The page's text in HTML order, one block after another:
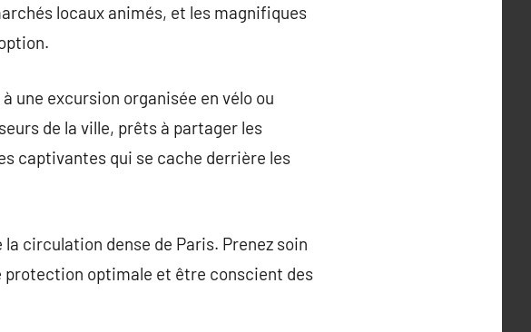
locaux animés, et les magnifiques
une excursion organisée en vélo ou
de la ville, prêts à partager les
captivantes qui se cache derrière les
circulation dense de Paris. Prenez soin
protection optimale et être conscient des